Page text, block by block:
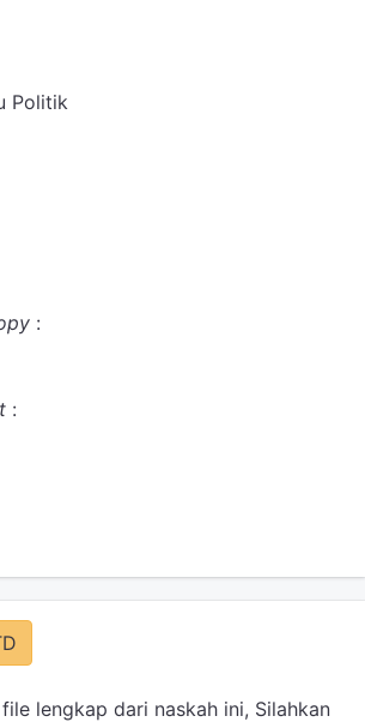
Politik
:
:
lengkap dari naskah ini, Silahkan